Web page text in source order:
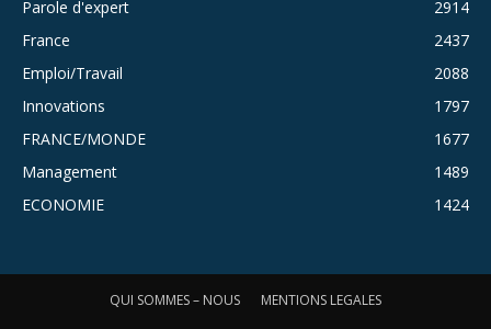
Parole d'expert
2914
France
2437
Emploi/Travail
2088
Innovations
1797
FRANCE/MONDE
1677
Management
1489
ECONOMIE
1424
QUI SOMMES – NOUS MENTIONS LEGALES